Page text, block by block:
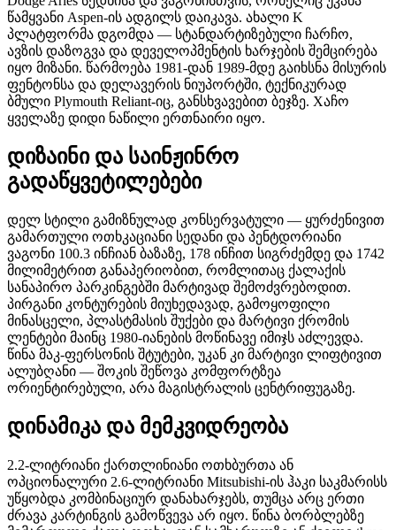
წამყვანი Aspen-ის ადგილს დაიკავა. ახალი K
პლატფორმა დგომდა — სტანდარტიზებული ჩარჩო,
ავზის დაზოგვა და დეველოპმენტის ხარჯების შემცირება
იყო მიზანი. წარმოება 1981-დან 1989-მდე გაიხსნა მისურის
ფენტონსა და დელავერის ნიუპორტში, ტექნიკურად
ბმული Plymouth Reliant-იც, განსხვავებით ბეჯზე. Xაჩო
ყველაზე დიდი ნაწილი ერთნაირი იყო.
დიზაინი და საინჟინრო
გადაწყვეტილებები
დელ სტილი გამიზნულად კონსერვატული — ყურძენივით
გამართული ოთხკაციანი სედანი და პენტდორიანი
ვაგონი 100.3 ინჩიან ბაზაზე, 178 ინჩით სიგრძემდე და 1742
მილიმეტრით განაპერიობით, რომლითაც ქალაქის
სანაპირო პარკინგებში მარტივად შემოძვრებოდით.
პირგანი კონტურების მიუხედავად, გამოყოფილი
მინასცელი, პლასტმასის შუქები და მარტივი ქრომის
ლენტები მაინც 1980-იანების მოწინავე იმიჯს აძლევდა.
წინა მაკ-ფერსონის შტუტები, უკან კი მარტივი ლიფტივით
ალუბღანი — შოკის შეწოვა კომფორტზეა
ორიენტირებული, არა მაგისტრალის ცენტრიფუგაზე.
დინამიკა და მემკვიდრეობა
2.2-ლიტრიანი ქართლინიანი ოთხბურთა ან
ოპციონალური 2.6-ლიტრიანი Mitsubishi-ის ჰაკი საკმარისს
უწყობდა კომბინაციურ დანახარჯებს, თუმცა არც ერთი
ძრავა კარტინგის გამოწვევა არ იყო. წინა ბორბლებზე